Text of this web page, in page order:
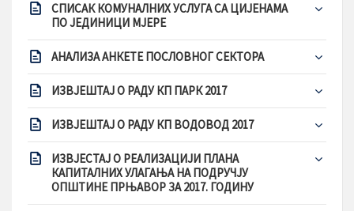
СПИСАК КОМУНАЛНИХ УСЛУГА СА ЦИЈЕНАМА
ПО ЈЕДИНИЦИ МЈЕРЕ
АНАЛИЗА АНКЕТЕ ПОСЛОВНОГ СЕКТОРА
ИЗВЈЕШТАЈ О РАДУ КП ПАРК 2017
ИЗВЈЕШТАЈ О РАДУ КП ВОДОВОД 2017
ИЗВЈЕСТАЈ О РЕАЛИЗАЦИЈИ ПЛАНА
КАПИТАЛНИХ УЛАГАЊА НА ПОДРУЧЈУ
ОПШТИНЕ ПРЊАВОР ЗА 2017. ГОДИНУ